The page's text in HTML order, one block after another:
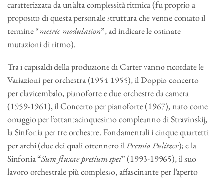
caratterizzata da un’alta complessità ritmica (fu proprio a
proposito di questa personale struttura che venne coniato il
termine “metric modulation”, ad indicare le ostinate
mutazioni di ritmo).
Tra i capisaldi della produzione di Carter vanno ricordate le
Variazioni per orchestra (1954-1955), il Doppio concerto
per clavicembalo, pianoforte e due orchestre da camera
(1959-1961), il Concerto per pianoforte (1967), nato come
omaggio per l’ottantacinquesimo compleanno di Stravinskij,
la Sinfonia per tre orchestre. Fondamentali i cinque quartetti
per archi (due dei quali ottennero ilPremio Pulitzer); e la
Sinfonia “Sum fluxae pretium spei” (1993-19965), il suo
lavoro orchestrale più complesso, affascinante per l’aperto